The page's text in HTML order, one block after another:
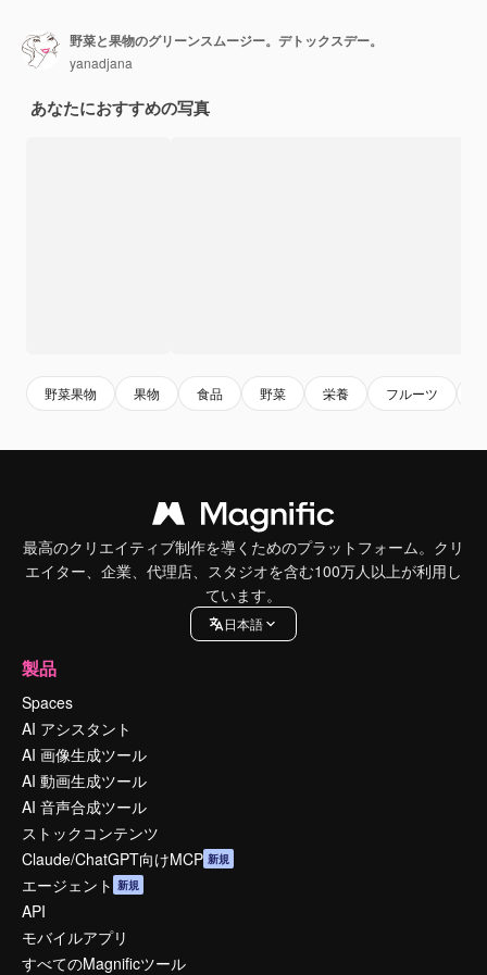
野菜と果物のグリーンスムージー。デトックスデー。
yanadjana
あなたにおすすめの写真
野菜果物 果物 食品 野菜 栄養 フルーツ
最高のクリエイティブ制作を導くためのプラットフォーム。クリ
エイター、企業、代理店、スタジオを含む100万人以上が利用し
ています。
日本語
製品
Spaces
AI アシスタント
AI 画像生成ツール
AI 動画生成ツール
AI 音声合成ツール
ストックコンテンツ
Claude/ChatGPT向けMCP 新規
エージェント 新規
API
モバイルアプリ
すべてのMagnificツール